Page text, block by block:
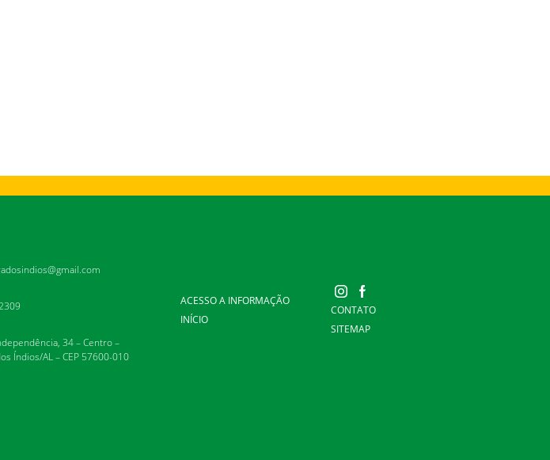
34 – Centro –
Índios/AL – CEP 57600-010
ACESSO A INFORMAÇÃO
INÍCIO
CONTATO
SITEMAP